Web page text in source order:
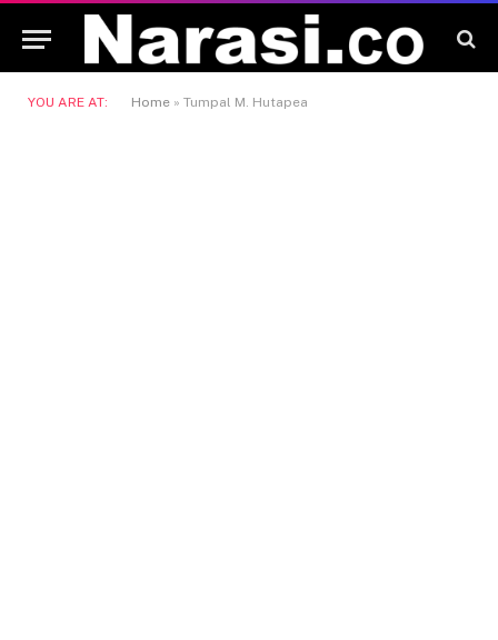
YOU ARE AT: Home » Tumpal M. Hutapea